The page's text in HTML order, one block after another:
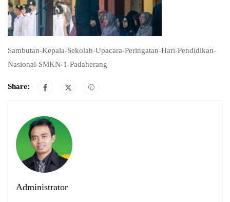
Sambutan-Kepala-Sekolah-Upacara-Peringatan-Hari-Pendidikan-
Nasional-SMKN-1-Padaherang
Share:
Administrator